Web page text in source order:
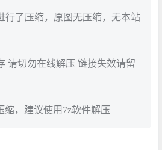
行了压缩，原图无压缩，无本站
请切勿在线解压 链接失效请留
缩，建议使用7z软件解压